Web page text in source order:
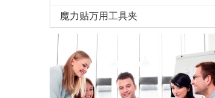
魔力贴万用工具夹